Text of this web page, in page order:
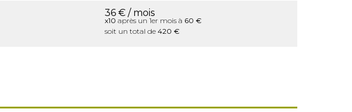
36 € / mois
x10 après un 1er mois à 60 €
soit un total de 420 €